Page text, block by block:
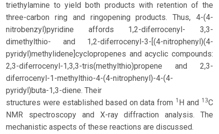
triethylamine to yield both products with retention of the
three-carbon ring and ringopening products. Thus, 4-(4-
nitrobenzyl)pyridine affords 1,2-diferrocenyl- 3,3-
dimethylthio- and 1,2-diferrocenyl-3-[(4-nitrophenyl)(4-
pyridyl)methylidene]cyclopropenes and acyclic compounds:
2,3-diferrocenyl-1,3,3-tris(methylthio)propene and 2,3-
diferrocenyl-1-methylthio-4-(4-nitrophenyl)-4-(4-
pyridyl)buta-1,3-diene. Their
structures were established based on data from 1 H and 13C
NMR spectroscopy and X-ray diffraction analysis. The
mechanistic aspects of these reactions are discussed.